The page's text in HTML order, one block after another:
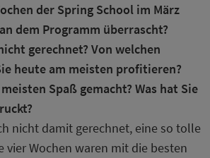
der Spring School im März
dem Programm überrascht?
gerechnet? Von welchen
heute am meisten profitieren?
Spaß gemacht? Was hat Sie
nicht damit gerechnet, eine so tolle
vier Wochen waren mit die besten